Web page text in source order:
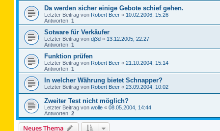
Da werden sicher einige Gebote schief gehen.
Letzter Beitrag von Robert Beer « 10.02.2006, 15:26
Antworten: 1
Sotware für Verkäufer
Letzter Beitrag von dj3d « 13.12.2005, 22:27
Antworten: 1
Funktion prüfen
Letzter Beitrag von Robert Beer « 21.10.2004, 15:14
Antworten: 1
In welcher Währung bietet Schnapper?
Letzter Beitrag von Robert Beer « 23.09.2004, 10:02
Zweiter Test nicht möglich?
Letzter Beitrag von wolle « 08.05.2004, 14:44
Antworten: 2
Neues Thema